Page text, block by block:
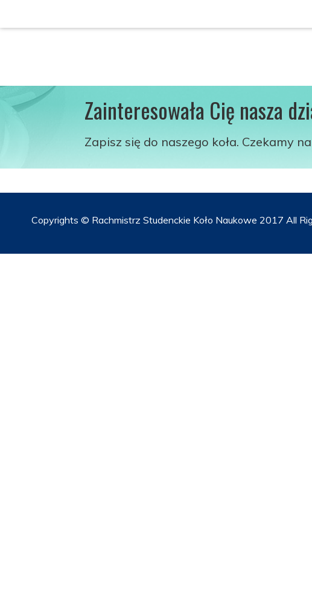
Zainteresowała Cię nasza
Zapisz się do naszego koła. Czekamy
Copyrights © Rachmistrz Studenckie Koło Naukowe 2017 All